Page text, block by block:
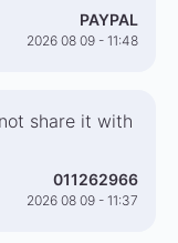
PAYPAL
2026 08 09 - 11:48
share it with
011262966
2026 08 09 - 11:37